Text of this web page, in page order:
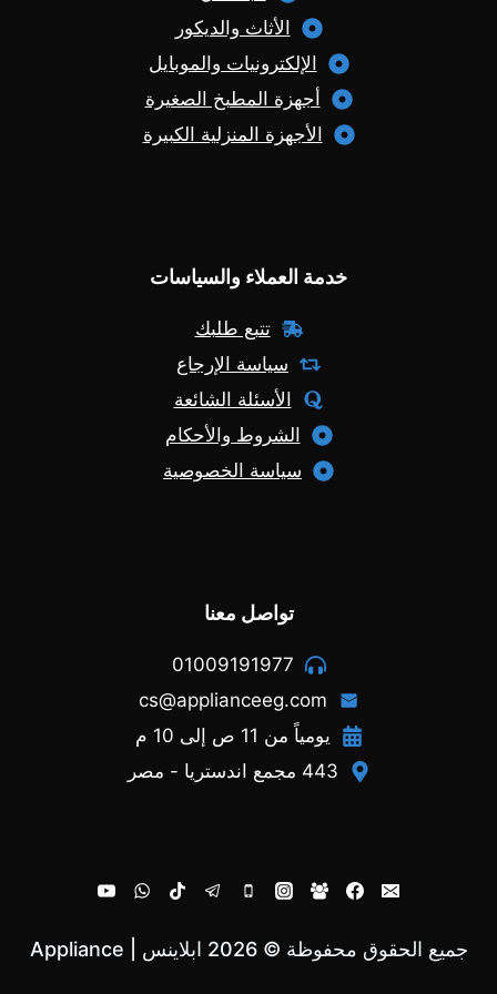
الأثاث والديكور
الإلكترونيات والموبايل
أجهزة المطبخ الصغيرة
الأجهزة المنزلية الكبيرة
خدمة العملاء والسياسات
تتبع طلبك
سياسة الإرجاع
الأسئلة الشائعة
الشروط والأحكام
سياسة الخصوصية
تواصل معنا
01009191977
cs@applianceeg.com
يومياً من 11 ص إلى 10 م
443 مجمع اندستريا - مصر
جميع الحقوق محفوظة © 2026 ابلاينس | Appliance